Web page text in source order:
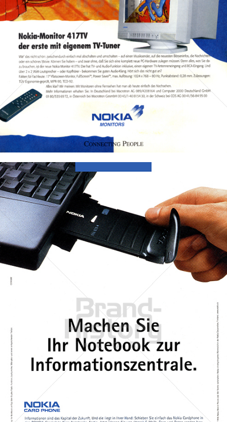
NOKIA NOKIA AUSTRIA GmbH
NOKIA NOKIA AUSTRIA GmbH 1998